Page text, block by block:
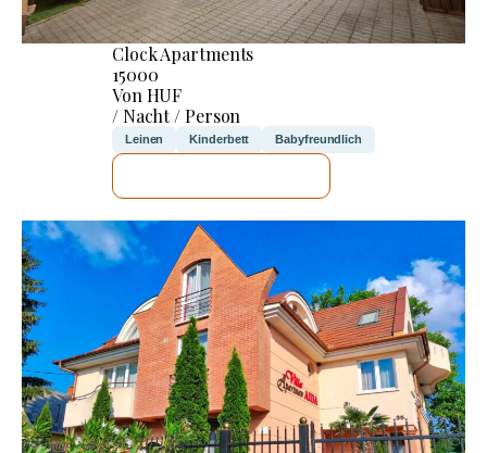
Clock Apartments
15000
Von HUF
/ Nacht / Person
Leinen Kinderbett Babyfreundlich